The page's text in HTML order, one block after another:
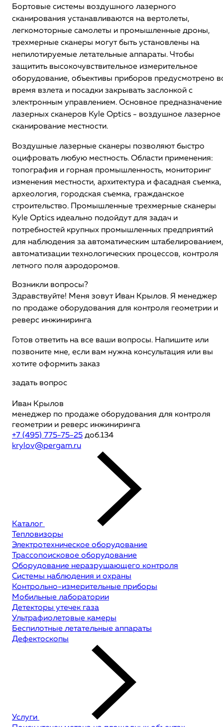
Бортовые системы воздушного лазерного
сканирования устанавливаются на вертолеты,
легкомоторные самолеты и промышленные дроны,
трехмерные сканеры могут быть установлены на
непилотируемые летательные аппараты. Чтобы
защитить высокочувствительное измерительное
оборудование, объективы приборов предусмотрено
время взлета и посадки закрывать заслонкой с
электронным управлением. Основное предназначение
лазерных сканеров Kyle Optics - воздушное лазерное
сканирование местности.
Воздушные лазерные сканеры позволяют быстро
оцифровать любую местность. Области применения:
топография и горная промышленность, мониторинг
изменения местности, архитектура и фасадная съемка,
археология, городская съемка, гражданское
строительство. Промышленные трехмерные сканеры
Kyle Optics идеально подойдут для задач и
потребностей крупных промышленных предприятий
для наблюдения за автоматическим штабелированием,
автоматизации технологических процессов, контроля
летного поля аэродоромов.
Возникли вопросы?
Здравствуйте! Меня зовут Иван Крылов. Я менеджер
по продаже оборудования для контроля геометрии и
реверс инжиниринга
Готов ответить на все ваши вопросы. Напишите или
позвоните мне, если вам нужна консультация или вы
хотите оформить заказ
задать вопрос
Иван Крылов
менеджер по продаже оборудования для контроля
геометрии и реверс инжиниринга
+7 (495) 775-75-25 доб.134
krylov@pergam.ru
Каталог
Тепловизоры
Электротехническое оборудование
Трассопоисковое оборудование
Оборудование неразрушающего контроля
Системы наблюдения и охраны
Контрольно-измерительные приборы
Мобильные лаборатории
Детекторы утечек газа
Ультрафиолетовые камеры
Беспилотные летательные аппараты
Дефектоскопы
Услуги